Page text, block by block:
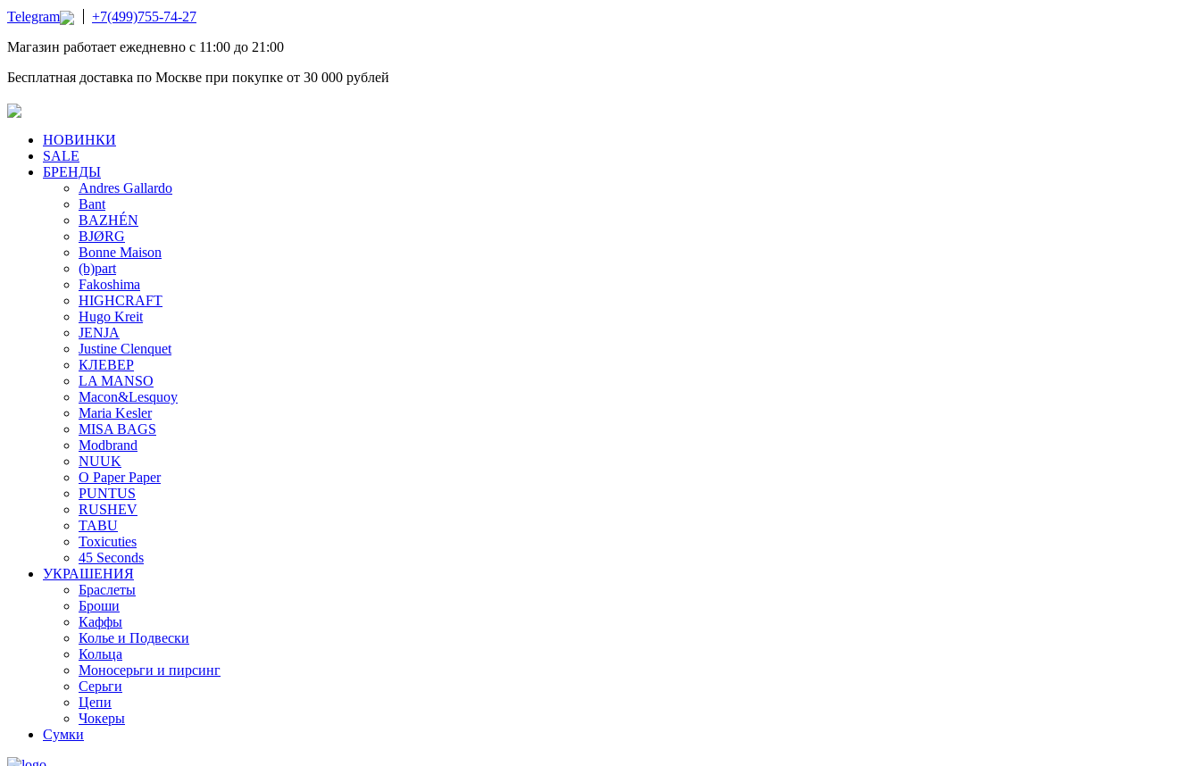
Telegram
+7(499)755-74-27
Магазин работает ежедневно с 11:00 до 21:00
Бесплатная доставка по Москве при покупке от 30 000 рублей
НОВИНКИ
SALE
БРЕНДЫ
Andres Gallardo
Bant
BAZHÉN
BJØRG
Bonne Maison
(b)part
Fakoshima
HIGHCRAFT
Hugo Kreit
JENJA
Justine Clenquet
КЛЕВЕР
LA MANSO
Macon&Lesquoy
Maria Kesler
MISA BAGS
Modbrand
NUUK
O Paper Paper
PUNTUS
RUSHEV
TABU
Toxicuties
45 Seconds
УКРАШЕНИЯ
Браслеты
Броши
Каффы
Колье и Подвески
Кольца
Моносерьги и пирсинг
Серьги
Цепи
Чокеры
Сумки